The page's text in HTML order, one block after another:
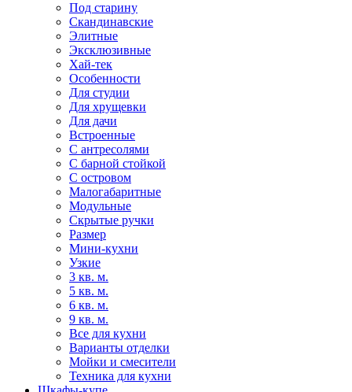
Под старину
Скандинавские
Элитные
Эксклюзивные
Хай-тек
Особенности
Для студии
Для хрущевки
Для дачи
Встроенные
С антресолями
С барной стойкой
С островом
Малогабаритные
Модульные
Скрытые ручки
Размер
Мини-кухни
Узкие
3 кв. м.
5 кв. м.
6 кв. м.
9 кв. м.
Все для кухни
Варианты отделки
Мойки и смесители
Техника для кухни